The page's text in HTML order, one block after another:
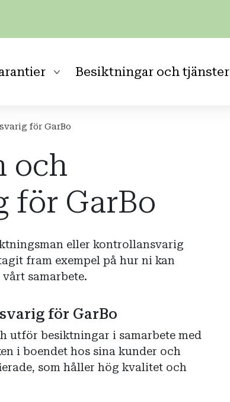
Besiktningar och tjänster
för GarBo
och
för GarBo
eller kontrollansvarig
fram exempel på hur ni kan
samarbete.
för GarBo
utför besiktningar i samarbete med
i boendet hos sina kunder och
som håller hög kvalitet och